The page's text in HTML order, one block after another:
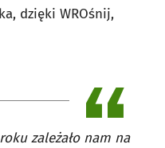
dzięki WROśnij,
zależało nam na